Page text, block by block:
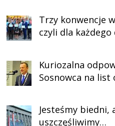
Trzy konwencje
czyli dla każdego
Kuriozalna
Sosnowca na
Jesteśmy biedni,
uszczęśliwimy…